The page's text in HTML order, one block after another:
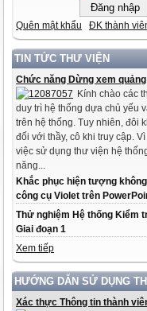
Quên mật khẩu ĐK thành
TIN TỨC THƯ VIỆN
Chức năng Dừng xem
Kính chào các
duy trì hệ thống dựa chủ yếu
trên hệ thống. Tuy nhiên, đôi
đối với thầy, cô khi truy cập.
việc sử dụng thư viện hệ
năng...
Khắc phục hiện tượng
công cụ Violet trên
Thử nghiệm Hệ thống Kiểm
Giai đoạn 1
Xem tiếp
HƯỚNG DẪN SỬ DỤNG
Xác thực Thông tin thành